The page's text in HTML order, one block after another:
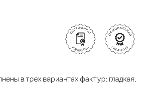
в трех вариантах фактур: гладкая,